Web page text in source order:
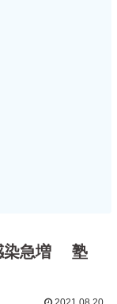
染急増 塾